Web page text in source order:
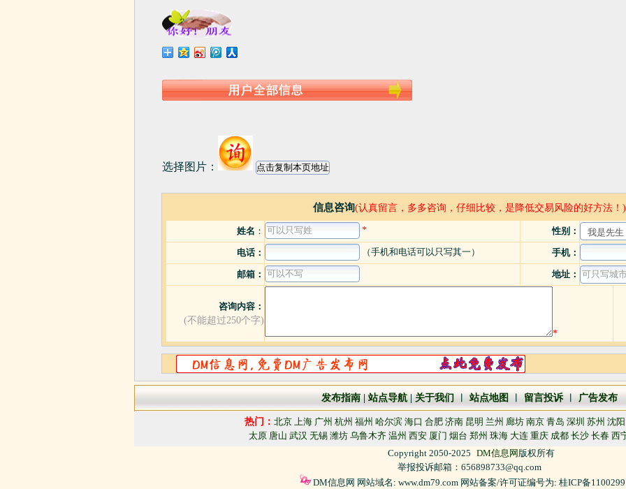
选择图片：
信息咨询(认真留言，多多咨询，仔细比较，是降低交易风险的好方法！)
姓名 ： * 性别：
电话： （手机和电话可以只写其一） 手机：
邮箱： 地址：
咨询内容：
(不能超过250个字)
*
发布指南 |站点导航| 关于我们 站点地图 留言投诉︱ 广告发布
热门： 北京 上海 广州 杭州 福州 哈尔滨 海口 合肥 济南 昆明 兰州 廊坊 南京 青岛 深圳 苏州 沈阳
太原 唐山 武汉 无锡 潍坊 乌鲁木齐 温州 西安 厦门 烟台 郑州 珠海 大连 重庆 成都 长沙 长春 西
Copyright 2050-2025 DM信息网 版权所有
举报投诉邮箱：656898733@qq.com
DM信息网 网站域名: www.dm79.com 网站备案/许可证编号为: 桂ICP备